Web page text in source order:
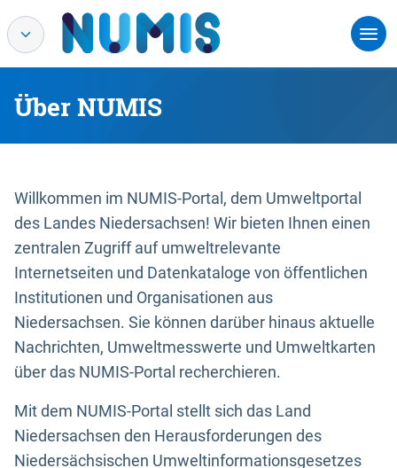
Über NUMIS
Willkommen im NUMIS-Portal, dem Umweltportal
des Landes Niedersachsen! Wir bieten Ihnen einen
zentralen Zugriff auf umweltrelevante
Internetseiten und Datenkataloge von öffentlichen
Institutionen und Organisationen aus
Niedersachsen. Sie können darüber hinaus aktuelle
Nachrichten, Umweltmesswerte und Umweltkarten
über das NUMIS-Portal recherchieren.
Mit dem NUMIS-Portal stellt sich das Land
Niedersachsen den Herausforderungen des
Niedersächsischen Umweltinformationsgesetzes